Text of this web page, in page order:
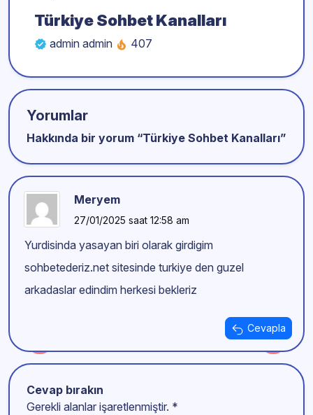
Türkiye Sohbet Kanalları
admin admin 407
Yorumlar
Hakkında bir yorum “Türkiye Sohbet Kanalları”
Meryem
27/01/2025 saat 12:58 am
Yurdisinda yasayan biri olarak girdigim
sohbetederiz.net sitesinde turkiye den guzel
arkadaslar edindim herkesi bekleriz
Cevapla
Cevap bırakın
Gerekli alanlar işaretlenmiştir. *